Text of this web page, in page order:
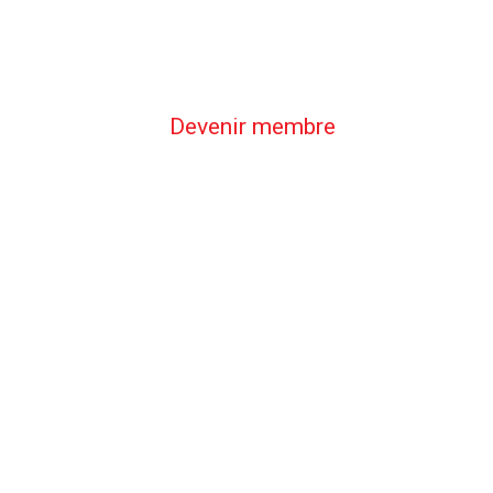
Devenir membre